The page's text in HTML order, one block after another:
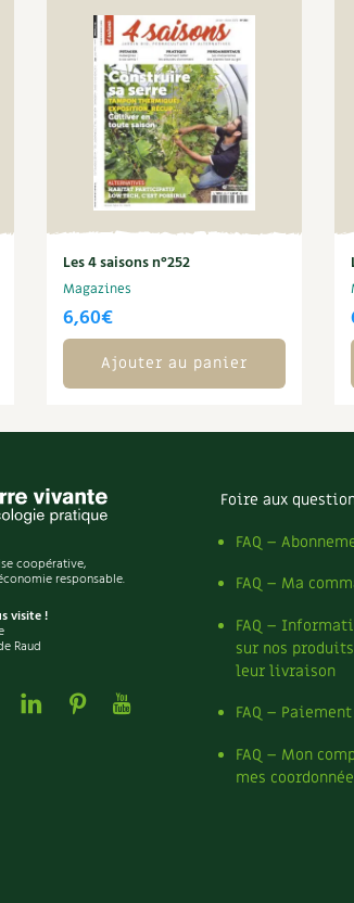
Les 4 saisons n°252
Magazines
6,60€
Ajouter au panier
coopérative,
responsable.
visite !
Raud
Linkedin
PinterestYoutube
Foire aux
FAQ –
FAQ – Ma
FAQ –
sur nos
leur livraison
FAQ – Paiement
FAQ – Mon
mes